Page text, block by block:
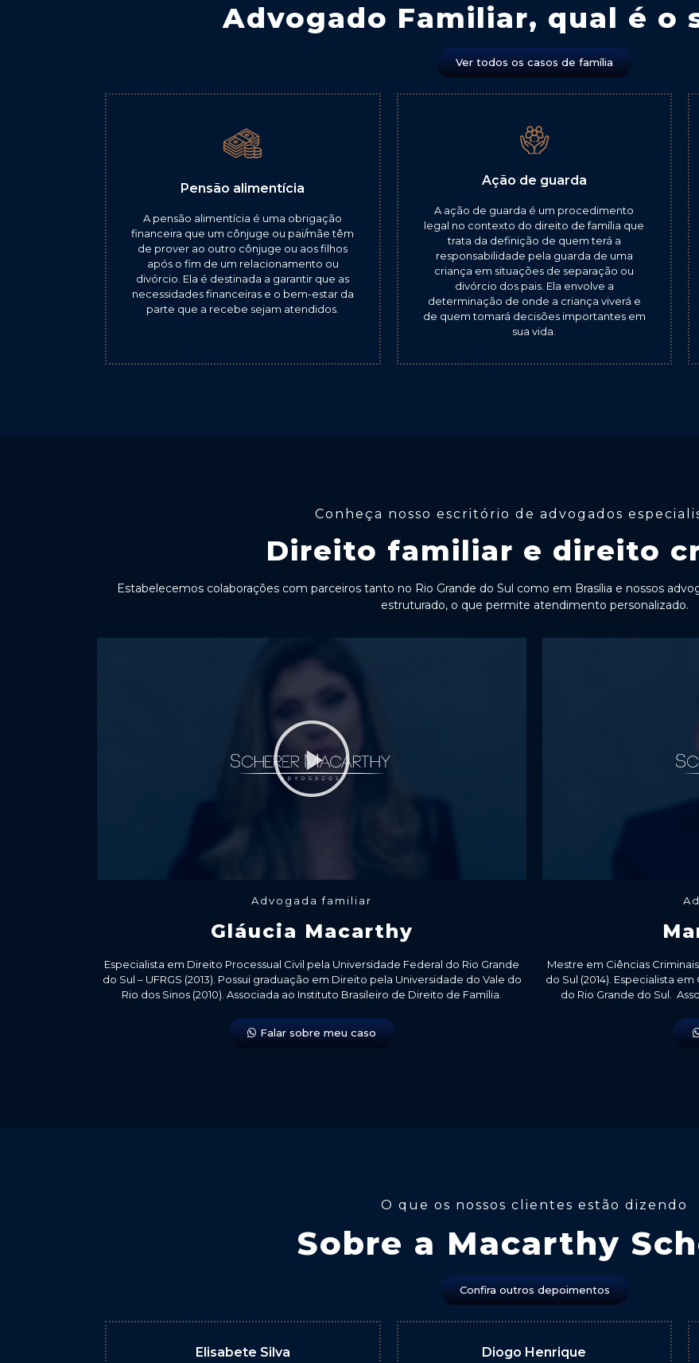
Advogado Familiar, qual é o
Ver todos os casos de família
Pensão alimentícia
A pensão alimentícia é uma obrigação
financeira que um cônjuge ou pai/mãe têm
de prover ao outro cônjuge ou aos filhos
após o fim de um relacionamento ou
divórcio. Ela é destinada a garantir que as
necessidades financeiras e o bem-estar da
parte que a recebe sejam atendidos.
Ação de guarda
A ação de guarda é um procedimento
legal no contexto do direito de família que
trata da definição de quem terá a
responsabilidade pela guarda de uma
criança em situações de separação ou
divórcio dos pais. Ela envolve a
determinação de onde a criança viverá e
de quem tomará decisões importantes em
sua vida.
Conheça nosso escritório de advogados
Direito familiar e direito
Estabelecemos colaborações com parceiros tanto no Rio Grande do Sul como em Brasília e nossos
estruturado, o que permite atendimento personalizado.
Advogada familiar
Gláucia Macarthy
Especialista em Direito Processual Civil pela Universidade Federal do Rio Grande
do Sul – UFRGS (2013). Possui graduação em Direito pela Universidade do Vale do
Rio dos Sinos (2010). Associada ao Instituto Brasileiro de Direito de Família.
Falar sobre meu caso
Mestre em Ciências
do Sul (2014). Especialista
do Rio Grande do Sul.
O que os nossos clientes estão dizendo
Sobre a Macarthy
Confira outros depoimentos
Elisabete Silva Diogo Henrique